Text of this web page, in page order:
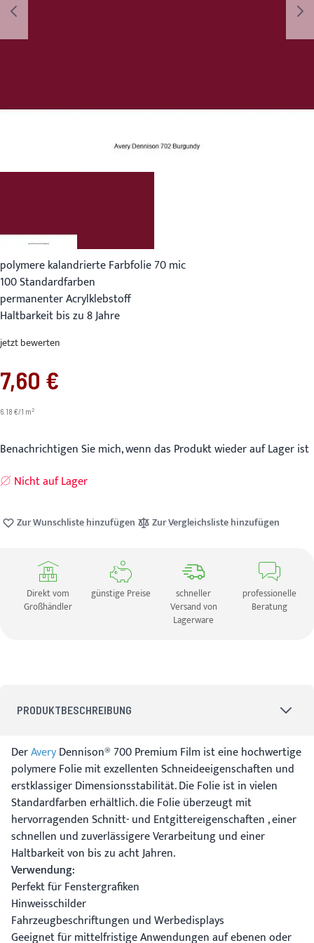
polymere kalandrierte Farbfolie 70 mic
100 Standardfarben
permanenter Acrylklebstoff
Haltbarkeit bis zu 8 Jahre
jetzt bewerten
7,60 €
6.18 €/1 m2
Benachrichtigen Sie mich, wenn das Produkt wieder auf Lager ist
Nicht auf Lager
Zur Wunschliste hinzufügen Zur Vergleichsliste hinzufügen
Direkt vom
Großhändler
günstige Preise
schneller
Versand von
Lagerware
professionelle
Beratung
PRODUKTBESCHREIBUNG
DerAveryDennison® 700 Premium Film ist eine hochwertige
polymere Folie mit exzellenten Schneideeigenschaften und
erstklassiger Dimensionsstabilität. Die Folie ist in vielen
Standardfarben erhältlich. die Folie überzeugt mit
hervorragenden Schnitt- und Entgittereigenschaften , einer
schnellen und zuverlässigere Verarbeitung und einer
Haltbarkeit von bis zu acht Jahren.
Verwendung:
Perfekt für Fenstergrafiken
Hinweisschilder
Fahrzeugbeschriftungen und Werbedisplays
Geeignet für mittelfristige Anwendungen auf ebenen oder